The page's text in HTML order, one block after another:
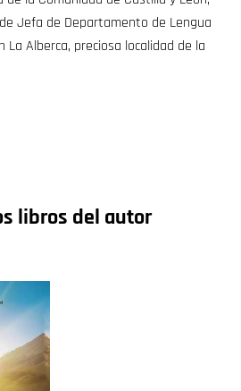
Jefa de Departamento de Lengua
Alberca, preciosa localidad de la
libros del autor